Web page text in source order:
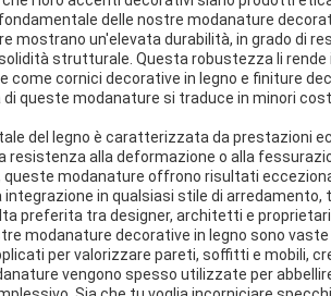
delle nostre modanature
mostrano un'elevata durabilità, in grado di
strutturale. Questa robustezza li
come cornici decorative in legno e finiture
di queste modanature si traduce in minori
del legno è caratterizzata da prestazioni
resistenza alla deformazione o alla
modanature offrono risultati
in qualsiasi stile di arredamento,
preferita tra designer, architetti e proprietari
modanature decorative in legno sono
per valorizzare pareti, soffitti e mobili,
vengono spesso utilizzate per